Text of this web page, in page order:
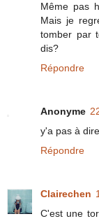
Même pas
Mais je
tomber par
dis?
Répondre
Anonyme
y'a pas à
Répondre
Clairechen
C'est une